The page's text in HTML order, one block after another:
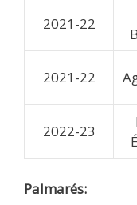
2021-22
2021-22
2022-23
Palmarés: